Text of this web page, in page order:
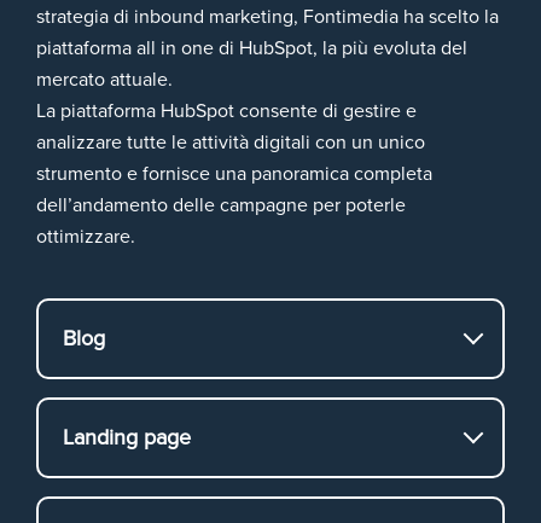
strategia di inbound marketing, Fontimedia ha scelto la
piattaforma all in one di HubSpot, la più evoluta del
mercato attuale.
La piattaforma HubSpot consente di gestire e
analizzare tutte le attività digitali con un unico
strumento e fornisce una panoramica completa
dell’andamento delle campagne per poterle
ottimizzare.
Blog
Landing page